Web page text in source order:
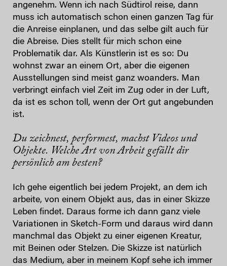
angenehm. Wenn ich nach Südtirol reise, dann
muss ich automatisch schon einen ganzen Tag für
die Anreise einplanen, und das selbe gilt auch für
die Abreise. Dies stellt für mich schon eine
Problematik dar. Als Künstlerin ist es so: Du
wohnst zwar an einem Ort, aber die eigenen
Ausstellungen sind meist ganz woanders. Man
verbringt einfach viel Zeit im Zug oder in der Luft,
da ist es schon toll, wenn der Ort gut angebunden
ist.
Du zeichnest, performest, machst Videos und
Objekte. Welche Art von Arbeit gefällt dir
persönlich am besten?
Ich gehe eigentlich bei jedem Projekt, an dem ich
arbeite, von einem Objekt aus, das in einer Skizze
Leben findet. Daraus forme ich dann ganz viele
Variationen in Sketch-Form und daraus wird dann
manchmal das Objekt zu einer eigenen Kreatur,
mit Beinen oder Stelzen. Die Skizze ist natürlich
das Medium, aber in meinem Kopf sehe ich immer